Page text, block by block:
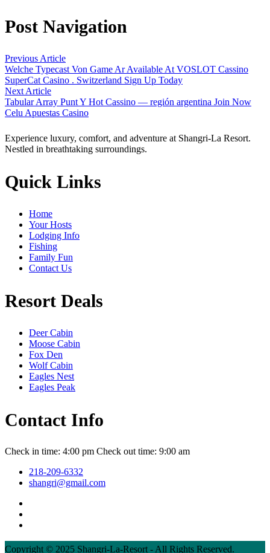
Post Navigation
Previous Article
Welche Typecast Von Game Ar Available At VOSLOT Cassino
SuperCat Casino . Switzerland Sign Up Today
Next Article
Tabular Array Punt Y Hot Cassino — región argentina Join Now
Celu Apuestas Casino
Experience luxury, comfort, and adventure at Shangri-La Resort.
Nestled in breathtaking surroundings.
Quick Links
Home
Your Hosts
Lodging Info
Fishing
Family Fun
Contact Us
Resort Deals
Deer Cabin
Moose Cabin
Fox Den
Wolf Cabin
Eagles Nest
Eagles Peak
Contact Info
Check in time: 4:00 pm Check out time: 9:00 am
218-209-6332
shangri@gmail.com
Copyright © 2025 Shangri-La-Resort - All Rights Reserved.